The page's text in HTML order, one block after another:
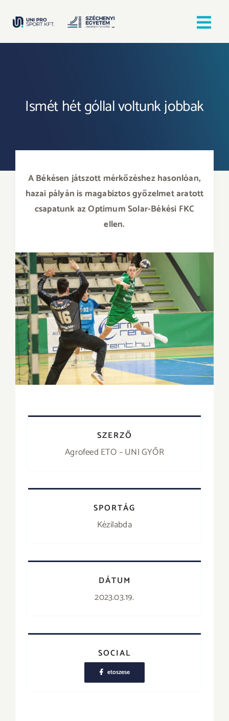
Örömfutás
TANULJ GYŐRBEN! SPORTOLJ GYŐRBEN!
Ismét hét góllal voltunk jobbak
A Békésen játszott mérkőzéshez hasonlóan,
hazai pályán is magabiztos győzelmet aratott
csapatunk az Optimum Solar-Békési FKC
ellen.
SZERZŐ
Agrofeed ETO – UNI GYŐR
SPORTÁG
Kézilabda
DÁTUM
2023.03.19.
SOCIAL
etoszese